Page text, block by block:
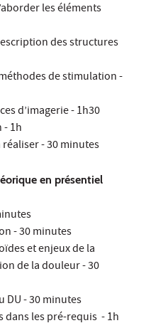
les éléments
des structures
de stimulation -
d’imagerie - 1h30
1h
- 30 minutes
en présentiel
- 30 minutes
et enjeux de la
de la douleur - 30
- 30 minutes
dans les pré-requis - 1h